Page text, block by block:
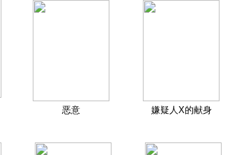
恶意 嫌疑人X的献身